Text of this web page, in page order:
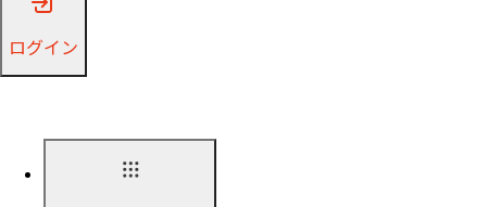
ログイン